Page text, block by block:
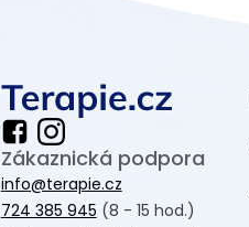
Zákaznická podpora
info@terapie.cz
724 385 945 (8 - 15 hod.)